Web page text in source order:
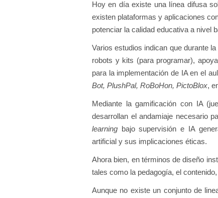
Hoy en día existe una línea difusa
existen plataformas y aplicaciones
potenciar la calidad educativa a nivel
Varios estudios indican que durante
robots y kits (para programar),
para la implementación de IA en el
Bot, PlushPal, RoBoHon, PictoBlox,
Mediante la gamificación con IA
desarrollan el andamiaje necesario
learning bajo supervisión e IA
artificial y sus implicaciones éticas.
Ahora bien, en términos de diseño
tales como la pedagogía, el
Aunque no existe un conjunto de